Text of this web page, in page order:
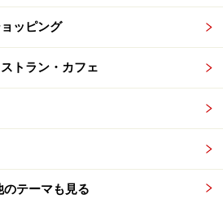
ッピング
トラン・カフェ
のテーマも見る